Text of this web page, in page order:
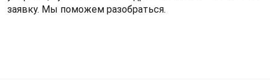
заявку. Мы поможем разобраться.